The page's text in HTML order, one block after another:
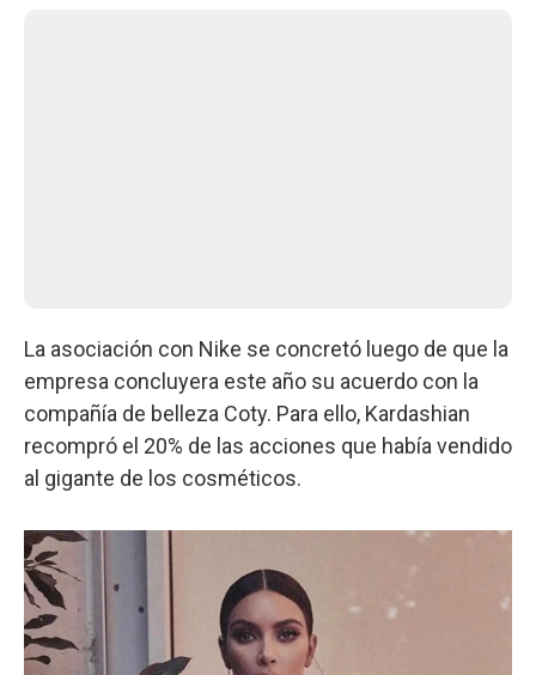
La asociación con Nike se concretó luego de que la
empresa concluyera este año su acuerdo con la
compañía de belleza Coty. Para ello, Kardashian
recompró el 20% de las acciones que había vendido
al gigante de los cosméticos.